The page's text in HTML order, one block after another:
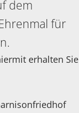
dem
für
erhalten Sie